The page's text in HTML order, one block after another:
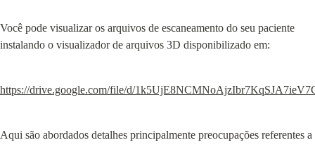
Você pode visualizar os arquivos de escaneamento do seu paciente
instalando o visualizador de arquivos 3D disponibilizado em:
https://drive.google.com/file/d/
Aqui são abordados detalhes principalmente preocupações referentes a